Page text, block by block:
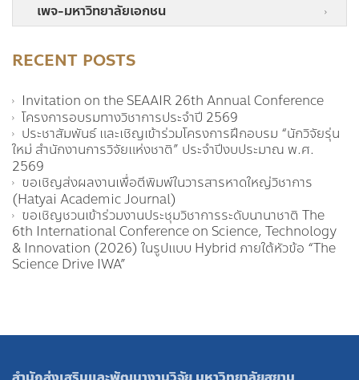
เพจ-มหาวิทยาลัยเอกชน
RECENT POSTS
Invitation on the SEAAIR 26th Annual Conference
โครงการอบรมทางวิชาการประจำปี 2569
ประชาสัมพันธ์ และเชิญเข้าร่วมโครงการฝึกอบรม “นักวิจัยรุ่น
ใหม่ สำนักงานการวิจัยแห่งชาติ” ประจำปีงบประมาณ พ.ศ.
2569
ขอเชิญส่งผลงานเพื่อตีพิมพ์ในวารสารหาดใหญ่วิชาการ
(Hatyai Academic Journal)
ขอเชิญชวนเข้าร่วมงานประชุมวิชาการระดับนานาชาติ The
6th International Conference on Science, Technology
& Innovation (2026) ในรูปแบบ Hybrid ภายใต้หัวข้อ “The
Science Drive IWA”